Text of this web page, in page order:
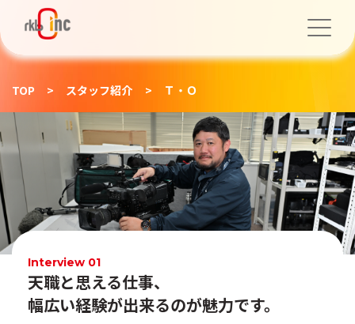
TOP > スタッフ紹介 > Ｔ・Ｏ
Interview 01
天職と思える仕事、
幅広い経験が出来るのが魅力です。